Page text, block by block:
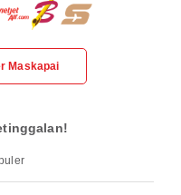
Maskapai